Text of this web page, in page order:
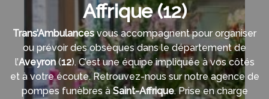
Affrique (12)
Trans’Ambulancesvous accompagnent pour organiser
ou prévoir des obsèques dans le département de
l’Aveyron(12). C’est une équipe impliquée à vos côtés
et à votre écoute. Retrouvez-nous sur notre agence de
pompes funèbres àSaint-Affrique. Prise en charge